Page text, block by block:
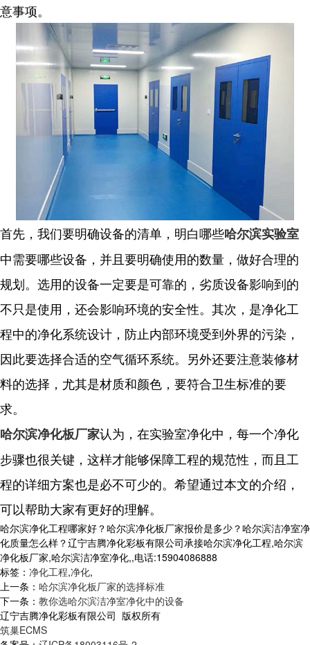
意事项。
首先，我们要明确设备的清单，明白哪些哈尔滨实验室
中需要哪些设备，并且要明确使用的数量，做好合理的
规划。选用的设备一定要是可靠的，劣质设备影响到的
不只是使用，还会影响环境的安全性。其次，是净化工
程中的净化系统设计，防止内部环境受到外界的污染，
因此要选择合适的空气循环系统。另外还要注意装修材
料的选择，尤其是材质和颜色，要符合卫生标准的要
求。
哈尔滨净化板厂家认为，在实验室净化中，每一个净化
步骤也很关键，这样才能够保障工程的规范性，而且工
程的详细方案也是必不可少的。希望通过本文的介绍，
可以帮助大家有更好的理解。
哈尔滨净化工程哪家好？哈尔滨净化板厂家报价是多少？哈尔滨洁净室净
化质量怎么样？辽宁吉腾净化彩板有限公司承接哈尔滨净化工程,哈尔滨
净化板厂家,哈尔滨洁净室净化,,电话:15904086888
标签： 净化工程,净化,
上一条： 哈尔滨净化板厂家的选择标准
下一条： 教你选哈尔滨洁净室净化中的设备
辽宁吉腾净化彩板有限公司 版权所有
筑巢ECMS